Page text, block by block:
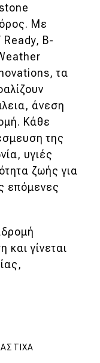
Με
Ready, B-
τα
άνεση
Κάθε
της
υγιές
ζωής για
επόμενες
και γίνεται